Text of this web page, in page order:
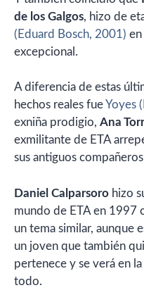
de los Galgos, hizo de
(Eduard Bosch, 2001)
excepcional.
A diferencia de estas
hechos reales fueYoyes
exniña prodigio, Ana
exmilitante de ETA
sus antiguos
Daniel Calparsoro hizo
mundo de ETA en 1997
un tema similar, aunque
un joven que también
pertenece y se verá en
todo.